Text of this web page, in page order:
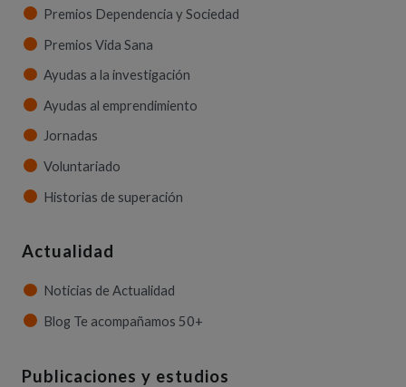
Premios Dependencia y Sociedad
Premios Vida Sana
Ayudas a la investigación
Ayudas al emprendimiento
Jornadas
Voluntariado
Historias de superación
Actualidad
Noticias de Actualidad
Blog Te acompañamos 50+
Publicaciones y estudios